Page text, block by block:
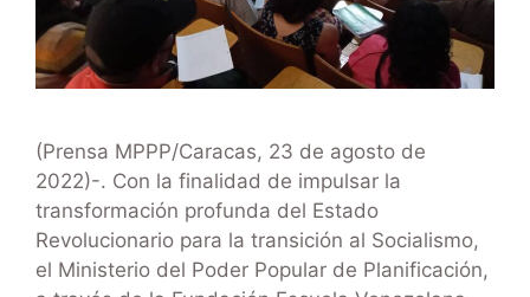
(Prensa MPPP/Caracas, 23 de agosto de
2022)-. Con la finalidad de impulsar la
transformación profunda del Estado
Revolucionario para la transición al Socialismo,
el Ministerio del Poder Popular de Planificación,